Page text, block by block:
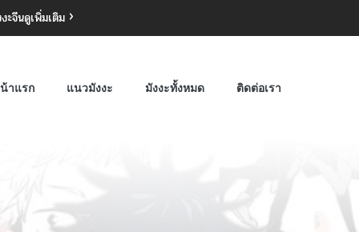
ะจีนดูเพิ่มเติม
าแรก แนวมังงะ มังงะทั้งหมด ติดต่อเรา